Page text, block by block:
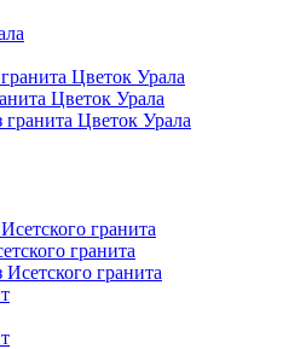
Цветок Урала
Цветок Урала
гранита Цветок Урала
гранита
гранита
Исетского гранита